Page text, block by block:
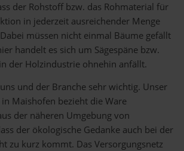
der Rohstoff bzw. das Rohmaterial für
in jederzeit ausreichender Menge
müssen nicht einmal Bäume gefällt
handelt es sich um Sägespäne bzw.
der Holzindustrie ohnehin anfällt.
und der Branche sehr wichtig. Unser
Maishofen bezieht die Ware
der näheren Umgebung von
der ökologische Gedanke auch bei der
zu kurz kommt. Das Versorgungsnetz